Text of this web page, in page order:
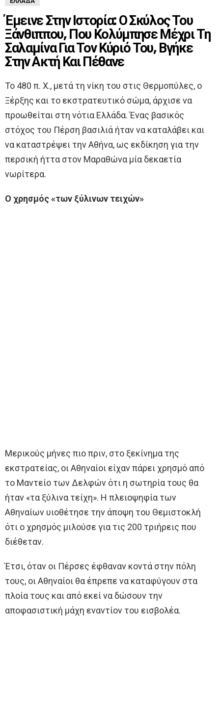
Έμεινε Στην Ιστορία: Ο Σκύλος Του
Ξάνθιππου, Που Κολύμπησε Μέχρι Τη
Σαλαμίνα Για Τον Κύριό Του, Βγήκε
Στην Ακτή Και Πέθανε
Το 480 π. Χ., μετά τη νίκη του στις Θερμοπύλες, ο
Ξέρξης και το εκστρατευτικό σώμα, άρχισε να
προωθείται στη νότια Ελλάδα. Ένας βασικός
στόχος του Πέρση βασιλιά ήταν να καταλάβει και
να καταστρέψει την Αθήνα, ως εκδίκηση για την
περσική ήττα στον Μαραθώνα μία δεκαετία
νωρίτερα.
Ο χρησμός «των ξύλινων τειχών»
Μερικούς μήνες πιο πριν, στο ξεκίνημα της
εκστρατείας, οι Αθηναίοι είχαν πάρει χρησμό από
το Μαντείο των Δελφών ότι η σωτηρία τους θα
ήταν «τα ξύλινα τείχη». Η πλειοψηφία των
Αθηναίων υιοθέτησε την άποψη του Θεμιστοκλή
ότι ο χρησμός μιλούσε για τις 200 τριήρεις που
διέθεταν.
Έτσι, όταν οι Πέρσες έφθαναν κοντά στην πόλη
τους, οι Αθηναίοι θα έπρεπε να καταφύγουν στα
πλοία τους και από εκεί να δώσουν την
αποφασιστική μάχη εναντίον του εισβολέα.